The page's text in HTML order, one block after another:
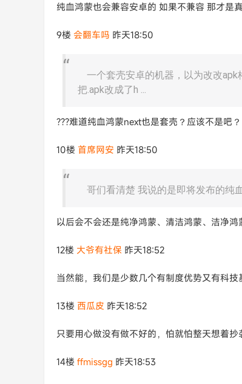
纯血鸿蒙也会兼容安卓的 如果不兼容 那才是
9楼 会翻车吗 昨天18:50
一个套壳安卓的机器，以为改改
把.apk改成了h ...
???难道纯血鸿蒙next也是套壳？应该不是吧？
10楼 首席网安 昨天18:50
哥们看清楚 我说的是即将发布的纯
以后会不会还是纯净鸿蒙、清洁鸿蒙、洁净鸿
12楼 大爷有社保 昨天18:52
当然能，我们是少数几个有制度优势又有科
13楼 西瓜皮 昨天18:52
只要用心做没有做不好的，怕就怕整天想着
14楼 ffmissgg 昨天18:53